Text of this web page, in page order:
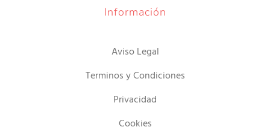
Información
Aviso Legal
Terminos y Condiciones
Privacidad
Cookies